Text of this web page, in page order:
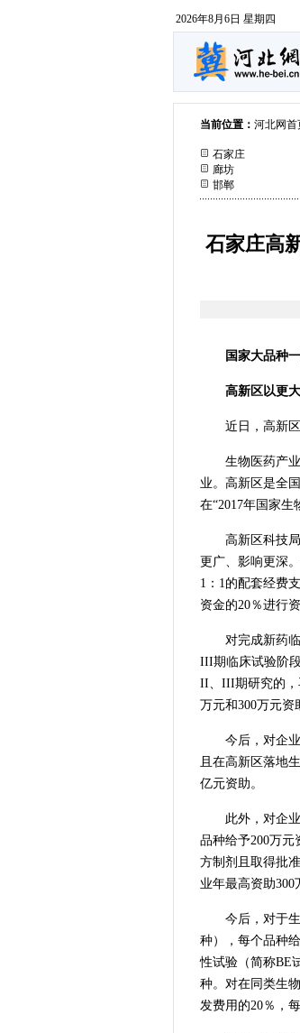
2026年8月6日 星期四
当前位置： 河北网首
石家庄
廊坊
邯郸
石家庄高
国家大品种
高新区以更
近日，高新
生物医药产
业。高新区是全
在“2017年国家生
高新区科技
更广、影响更深
1：1的配套经费
资金的20％进行资
对完成新药
III期临床试验阶
II、III期研究的，
万元和300万元资
今后，对企
且在高新区落地
亿元资助。
此外，对企
品种给予200万元
方制剂且取得批
业年最高资助300
今后，对于
种），每个品种
性试验（简称BE
种。对在同类生
发费用的20％，